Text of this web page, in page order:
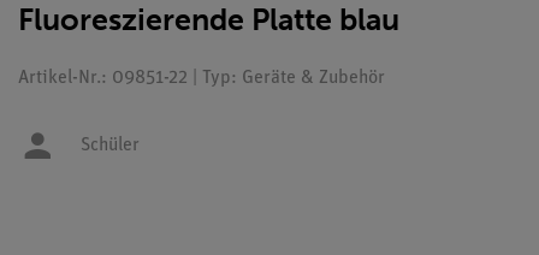
Fluoreszierende Platte blau
Artikel-Nr.: 09851-22 | Typ: Geräte & Zubehör
Schüler